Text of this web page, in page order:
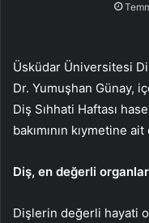
Üsküdar Üniversitesi
Dr. Yumuşhan Günay,
Diş Sıhhati Haftası
bakımının kıymetine
Diş, en değerli
Dişlerin değerli hayati